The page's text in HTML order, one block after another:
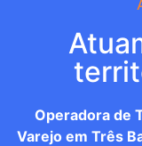
Operadora de
Varejo em Três